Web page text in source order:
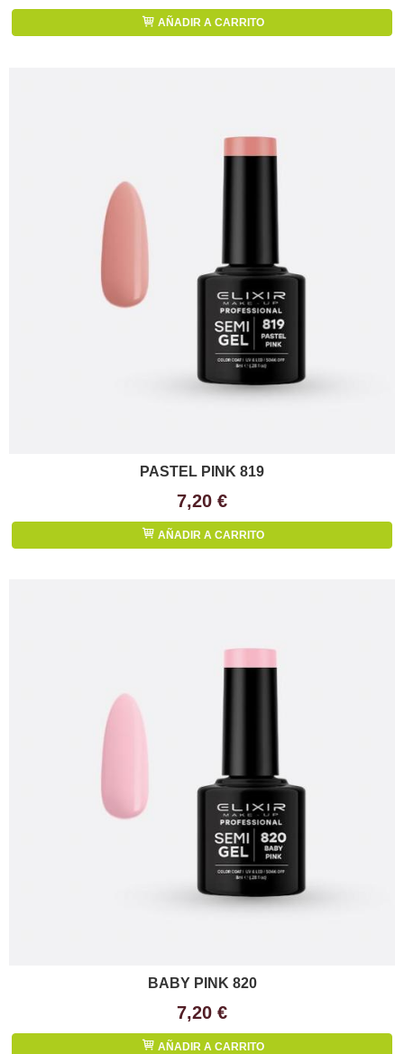
AÑADIR A CARRITO
PASTEL PINK 819
7,20 €
AÑADIR A CARRITO
BABY PINK 820
7,20 €
AÑADIR A CARRITO